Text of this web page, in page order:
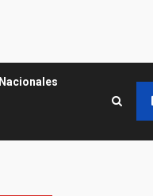
Nacionales